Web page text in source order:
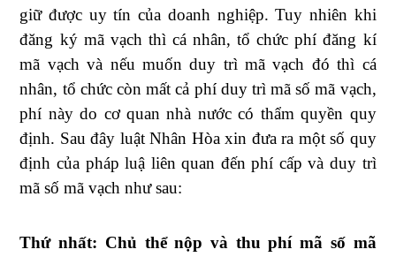
giữ được uy tín của doanh nghiệp. Tuy nhiên khi
đăng ký mã vạch thì cá nhân, tổ chức phí đăng kí
mã vạch và nếu muốn duy trì mã vạch đó thì cá
nhân, tổ chức còn mất cả phí duy trì mã số mã vạch,
phí này do cơ quan nhà nước có thẩm quyền quy
định. Sau đây luật Nhân Hòa xin đưa ra một số quy
định của pháp luậ liên quan đến phí cấp và duy trì
mã số mã vạch như sau:
Thứ nhất: Chủ thể nộp và thu phí mã số mã